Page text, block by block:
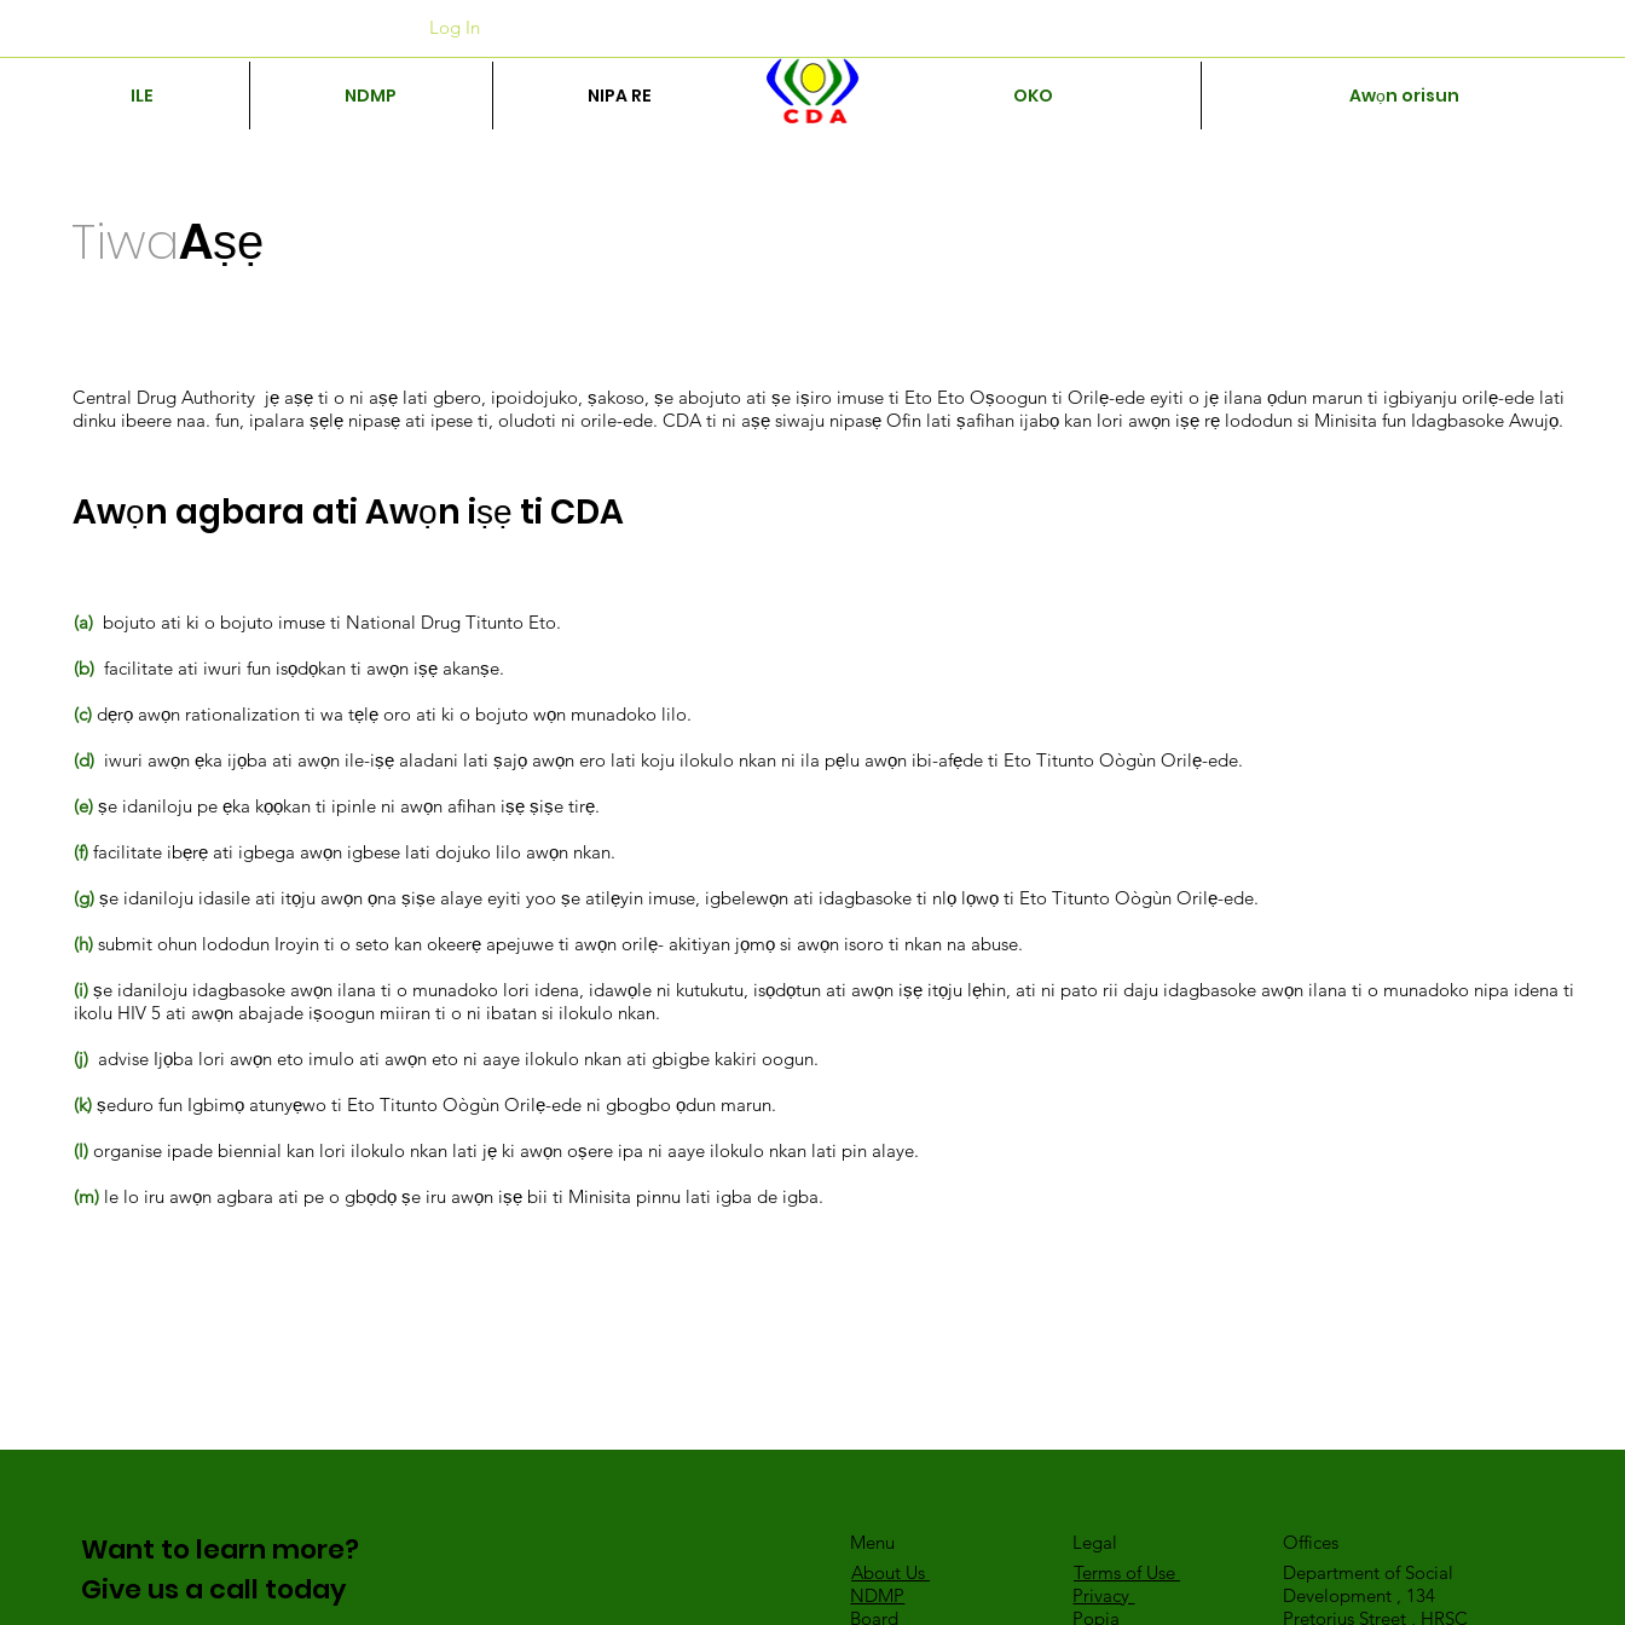
ILE NDMP NIPA RE OKO Awọn orisun
Log In
Central Drug Authority jẹ aṣẹ ti o ni aṣẹ lati gbero, ipoidojuko, ṣakoso, ṣe abojuto ati ṣe iṣiro imuse ti Eto Eto Oṣoogun ti Orilẹ-ede eyiti o jẹ ilana ọdun marun ti igbiyanju orilẹ-ede lati
dinku ibeere naa. fun, ipalara ṣẹlẹ nipasẹ ati ipese ti, oludoti ni orile-ede. CDA ti ni aṣẹ siwaju nipasẹ Ofin lati ṣafihan ijabọ kan lori awọn iṣẹ rẹ lododun si Minisita fun Idagbasoke Awujọ.
TiwaAṣẹ
Awọn agbara ati Awọn iṣẹ ti CDA
(a) bojuto ati ki o bojuto imuse ti National Drug Titunto Eto.
(b) facilitate ati iwuri fun isọdọkan ti awọn iṣẹ akanṣe.
(c) dẹrọ awọn rationalization ti wa tẹlẹ oro ati ki o bojuto wọn munadoko lilo.
(d) iwuri awọn ẹka ijọba ati awọn ile-iṣẹ aladani lati ṣajọ awọn ero lati koju ilokulo nkan ni ila pẹlu awọn ibi-afẹde ti Eto Titunto Oògùn Orilẹ-ede.
(e) ṣe idaniloju pe ẹka kọọkan ti ipinle ni awọn afihan iṣẹ ṣiṣe tirẹ.
(f) facilitate ibẹrẹ ati igbega awọn igbese lati dojuko lilo awọn nkan.
(g) ṣe idaniloju idasile ati itọju awọn ọna ṣiṣe alaye eyiti yoo ṣe atilẹyin imuse, igbelewọn ati idagbasoke ti nlọ lọwọ ti Eto Titunto Oògùn Orilẹ-ede.
(h) submit ohun lododun Iroyin ti o seto kan okeerẹ apejuwe ti awọn orilẹ- akitiyan jọmọ si awọn isoro ti nkan na abuse.
(i) ṣe idaniloju idagbasoke awọn ilana ti o munadoko lori idena, idawọle ni kutukutu, isọdọtun ati awọn iṣẹ itọju lẹhin, ati ni pato rii daju idagbasoke awọn ilana ti o munadoko nipa idena ti
ikolu HIV 5 ati awọn abajade iṣoogun miiran ti o ni ibatan si ilokulo nkan.
(j) advise Ijọba lori awọn eto imulo ati awọn eto ni aaye ilokulo nkan ati gbigbe kakiri oogun.
(k) ṣeduro fun Igbimọ atunyẹwo ti Eto Titunto Oògùn Orilẹ-ede ni gbogbo ọdun marun.
(l) organise ipade biennial kan lori ilokulo nkan lati jẹ ki awọn oṣere ipa ni aaye ilokulo nkan lati pin alaye.
(m) le lo iru awọn agbara ati pe o gbọdọ ṣe iru awọn iṣẹ bii ti Minisita pinnu lati igba de igba.
Want to learn more?
Give us a call today
Menu
About Us
NDMP
Board
Offices
Department of Social
Development , 134
Pretorius Street , HRSC
Legal
Terms of Use
Privacy
Popia